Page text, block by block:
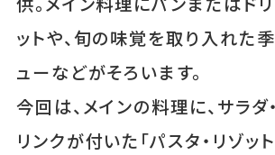
ットや、旬の味覚を取り入れた
ューなどがそろいます。
今回は、メインの料理に、サラダ
リンクが付いた「パスタ・リゾッ